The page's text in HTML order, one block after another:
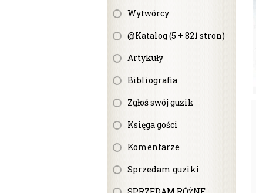
Wytwórcy
@Katalog (5 + 821 stron)
Artykuły
Bibliografia
Zgłoś swój guzik
Księga gości
Komentarze
Sprzedam guziki